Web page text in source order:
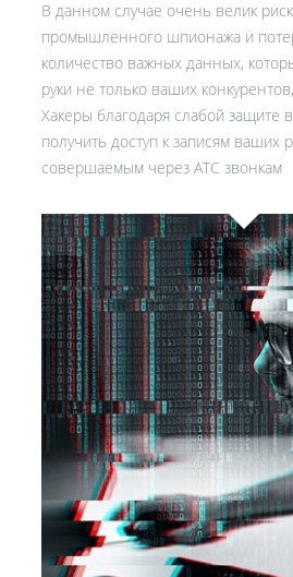
В данном случае очень велик
промышленного шпионажа и
количество важных данных,
руки не только ваших
Хакеры благодаря слабой защите
получить доступ к записям ваших
совершаемым через АТС звонкам